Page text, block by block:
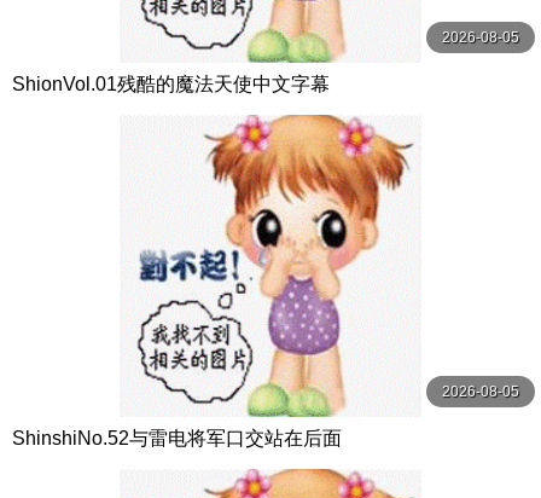
ShionVol.01残酷的魔法天使中文字幕
2026-08-05
ShinshiNo.52与雷电将军口交站在后面
2026-08-05